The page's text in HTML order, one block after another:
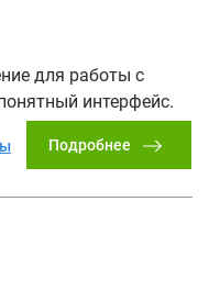
для работы с
интерфейс.
Подробнее